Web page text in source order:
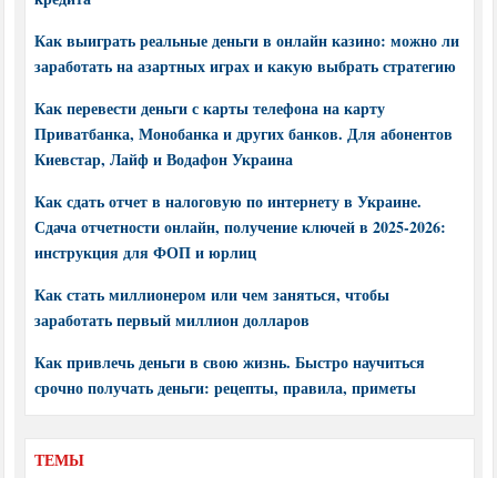
Как выиграть реальные деньги в онлайн казино: можно ли
заработать на азартных играх и какую выбрать стратегию
Как перевести деньги с карты телефона на карту
Приватбанка, Монобанка и других банков. Для абонентов
Киевстар, Лайф и Водафон Украина
Как сдать отчет в налоговую по интернету в Украине.
Сдача отчетности онлайн, получение ключей в 2025-2026:
инструкция для ФОП и юрлиц
Как стать миллионером или чем заняться, чтобы
заработать первый миллион долларов
Как привлечь деньги в свою жизнь. Быстро научиться
срочно получать деньги: рецепты, правила, приметы
ТЕМЫ